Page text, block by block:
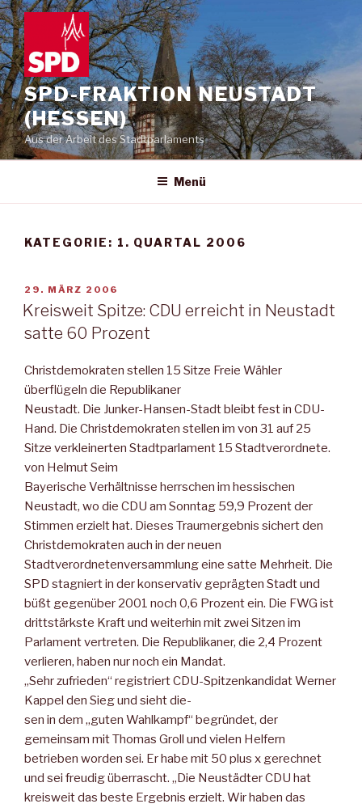
Zum
Inhalt
springen
SPD-FRAKTION NEUSTADT
(HESSEN)
Aus der Arbeit des Stadtparlaments
Menü
KATEGORIE: 1. QUARTAL 2006
VERÖFFENTLICHT
AM
29. MÄRZ 2006
Kreisweit Spitze: CDU erreicht in Neustadt
satte 60 Prozent
Christdemokraten stellen 15 Sitze Freie Wähler
überflügeln die Republikaner
Neustadt. Die Junker-Hansen-Stadt bleibt fest in CDU-
Hand. Die Christdemokraten stellen im von 31 auf 25
Sitze verkleinerten Stadtparlament 15 Stadtverordnete.
von Helmut Seim
Bayerische Verhältnisse herrschen im hessischen
Neustadt, wo die CDU am Sonntag 59,9 Prozent der
Stimmen erzielt hat. Dieses Traumergebnis sichert den
Christdemokraten auch in der neuen
Stadtverordnetenversammlung eine satte Mehrheit. Die
SPD stagniert in der konservativ geprägten Stadt und
büßt gegenüber 2001 noch 0,6 Prozent ein. Die FWG ist
drittstärkste Kraft und weiterhin mit zwei Sitzen im
Parlament vertreten. Die Republikaner, die 2,4 Prozent
verlieren, haben nur noch ein Mandat.
„Sehr zufrieden“ registriert CDU-Spitzenkandidat Werner
Kappel den Sieg und sieht die-
sen in dem „guten Wahlkampf“ begründet, der
gemeinsam mit Thomas Groll und vielen Helfern
betrieben worden sei. Er habe mit 50 plus x gerechnet
und sei freudig überrascht. „Die Neustädter CDU hat
kreisweit das beste Ergebnis erzielt. Wir haben das